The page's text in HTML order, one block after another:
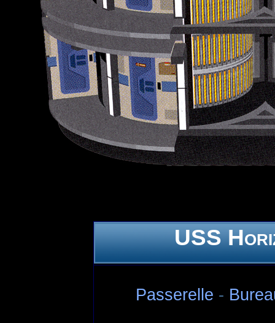
USS
Passerelle -